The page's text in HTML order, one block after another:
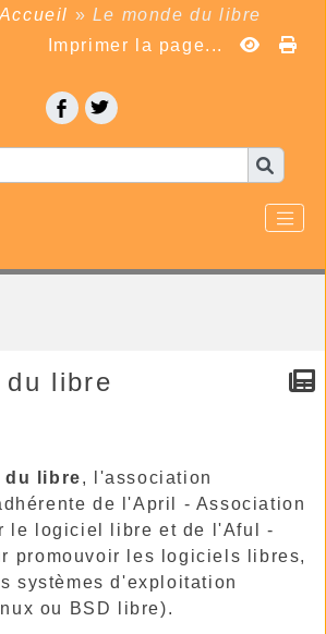
Accueil » Le monde du libre
Imprimer la page...
du libre
du libre, l'association
de l'April - Association
le logiciel libre et de l'Aful -
promouvoir les logiciels libres,
systèmes d'exploitation
ou BSD libre).